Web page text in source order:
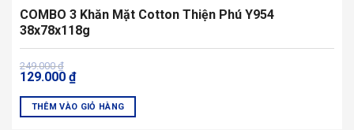
COMBO 3 Khăn Mặt Cotton Thiện Phú Y954
38x78x118g
249.000₫
Giá
gốc
249.000 ₫.
129.000 ₫
Giá
hiện
129.000 ₫.
THÊM VÀO GIỎ HÀNG